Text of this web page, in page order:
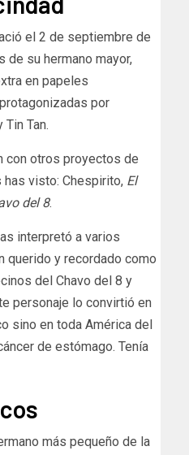
el 2 de septiembre de
de su hermano mayor,
en papeles
por
Tan.
con otros proyectos de
has visto: Chespirito, El
del 8.
interpretó a varios
querido y recordado como
del Chavo del 8 y
personaje lo convirtió en
sino en toda América del
de estómago. Tenía
más pequeño de la